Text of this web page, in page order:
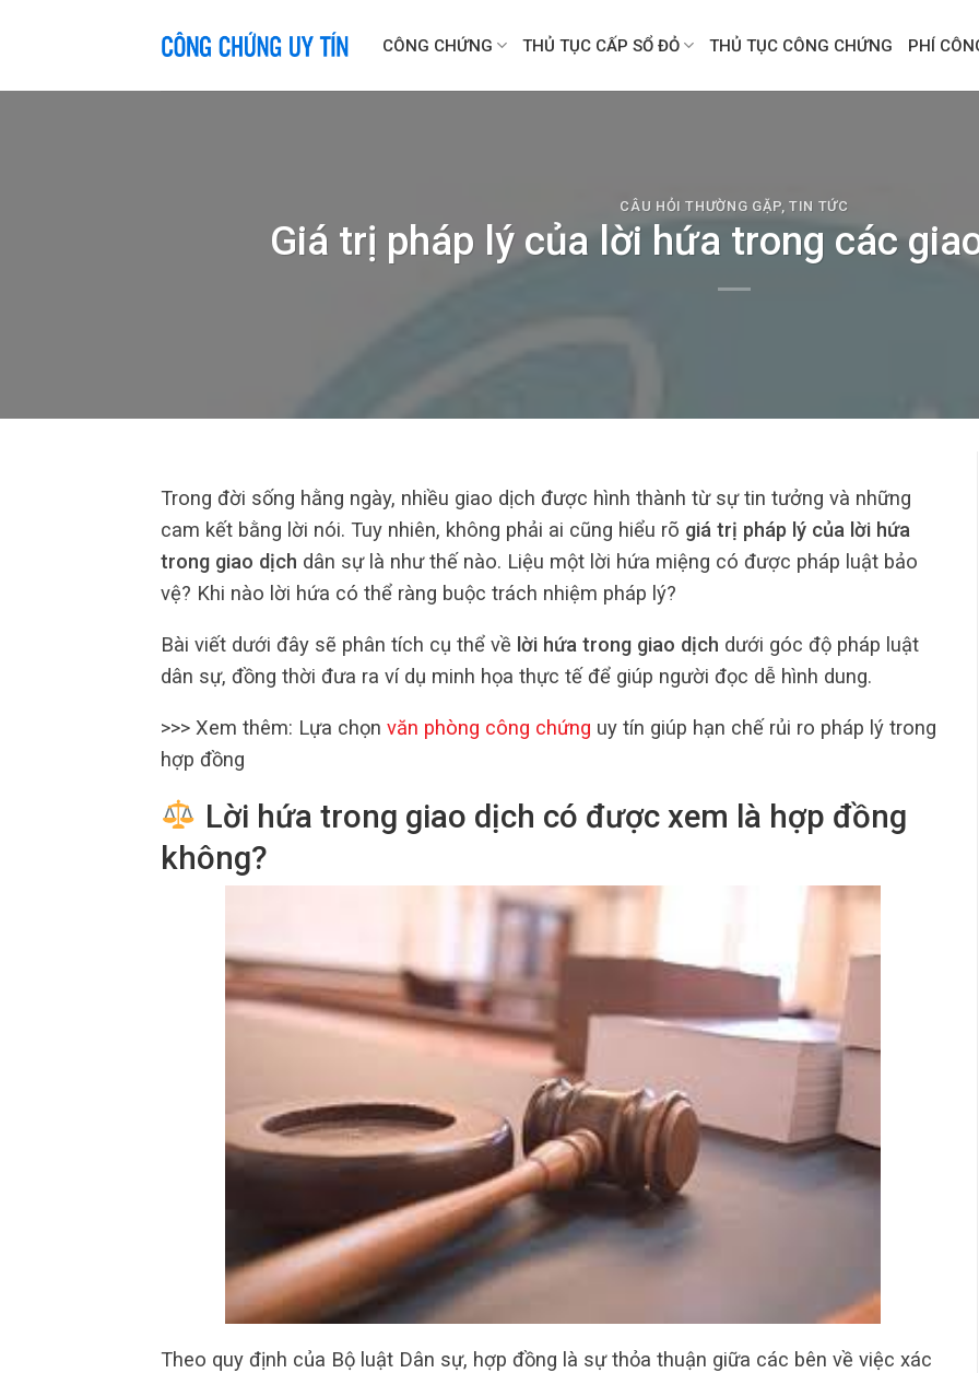
CÔNG CHỨNG THỦ TỤC CẤP SỔ ĐỎ THỦ TỤC CÔNG CHỨNG PHÍ
CÂU HỎI THƯỜNG GẶP,TIN TỨC
Giá trị pháp lý của lời hứa trong các
Trong đời sống hằng ngày, nhiều giao dịch được hình thành từ sự tin tưởng và những
cam kết bằng lời nói. Tuy nhiên, không phải ai cũng hiểu rõ giá trị pháp lý của lời hứa
trong giao dịch dân sự là như thế nào. Liệu một lời hứa miệng có được pháp luật bảo
vệ? Khi nào lời hứa có thể ràng buộc trách nhiệm pháp lý?
Bài viết dưới đây sẽ phân tích cụ thể về lời hứa trong giao dịch dưới góc độ pháp luật
dân sự, đồng thời đưa ra ví dụ minh họa thực tế để giúp người đọc dễ hình dung.
>>> Xem thêm: Lựa chọn văn phòng công chứng uy tín giúp hạn chế rủi ro pháp lý trong
hợp đồng
Lời hứa trong giao dịch có được xem là hợp đồng
không?
Theo quy định của Bộ luật Dân sự, hợp đồng là sự thỏa thuận giữa các bên về việc xác